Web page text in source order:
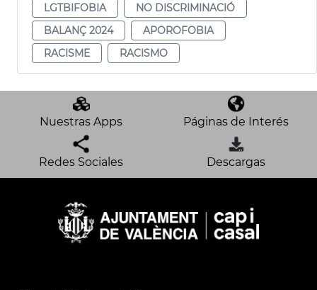
LGTBIFOBIA
NO DISCRIMINACIÓ
BALANÇ 2024
APOROFOBIA
RACISME
RACISMO
Nuestras Apps Páginas de Interés
Redes Sociales Descargas